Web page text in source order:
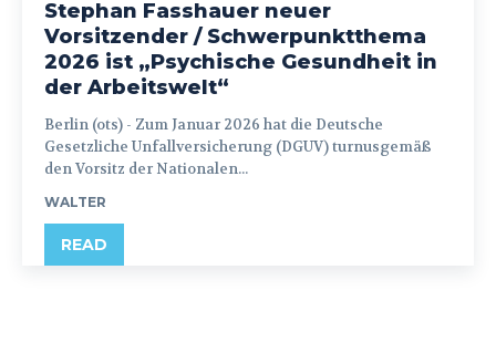
Stephan Fasshauer neuer
Vorsitzender / Schwerpunktthema
2026 ist „Psychische Gesundheit in
der Arbeitswelt“
Berlin (ots) - Zum Januar 2026 hat die Deutsche
Gesetzliche Unfallversicherung (DGUV) turnusgemäß
den Vorsitz der Nationalen...
WALTER
READ